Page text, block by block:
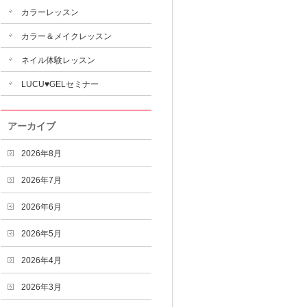
カラーレッスン
カラー＆メイクレッスン
ネイル体験レッスン
LUCU♥GELセミナー
アーカイブ
2026年8月
2026年7月
2026年6月
2026年5月
2026年4月
2026年3月